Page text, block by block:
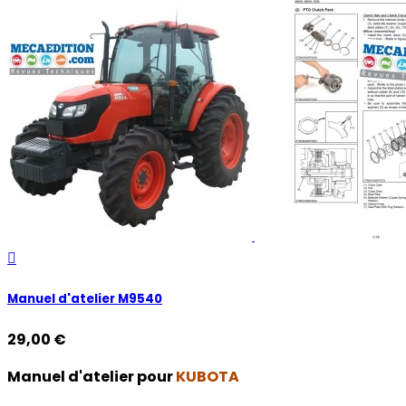

Manuel d'atelier M9540
29,00 €
Manuel d'atelier pourKUBOTA